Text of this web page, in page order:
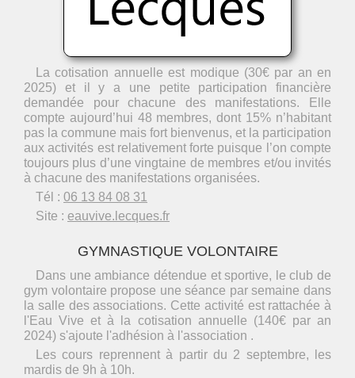
La cotisation annuelle est modique (30€ par an en
2025) et il y a une petite participation financière
demandée pour chacune des manifestations. Elle
compte aujourd’hui 48 membres, dont 15% n’habitant
pas la commune mais fort bienvenus, et la participation
aux activités est relativement forte puisque l’on compte
toujours plus d’une vingtaine de membres et/ou invités
à chacune des manifestations organisées.
Tél : 06 13 84 08 31
Site : eauvive.lecques.fr
GYMNASTIQUE VOLONTAIRE
Dans une ambiance détendue et sportive, le club de
gym volontaire propose une séance par semaine dans
la salle des associations. Cette activité est rattachée à
l'Eau Vive et à la cotisation annuelle (140€ par an
2024) s'ajoute l'adhésion à l'association .
Les cours reprennent à partir du 2 septembre, les
mardis de 9h à 10h.